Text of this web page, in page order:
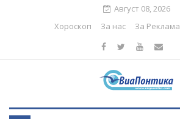
Август 08, 2026
Хороскоп
За нас За Реклама